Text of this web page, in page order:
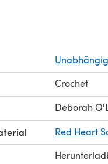
pattern has detailed
sizes: Newborn, 3, 6,
Crochet
Deborah
Red Heart